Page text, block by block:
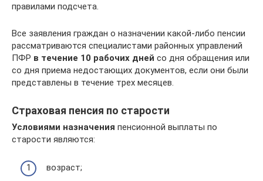
правилами подсчета.
Все заявления граждан о назначении какой-либо пенсии
рассматриваются специалистами районных управлений
ПФР в течение 10 рабочих дней со дня обращения или
со дня приема недостающих документов, если они были
представлены в течение трех месяцев.
Страховая пенсия по старости
Условиями назначения пенсионной выплаты по
старости являются:
возраст;